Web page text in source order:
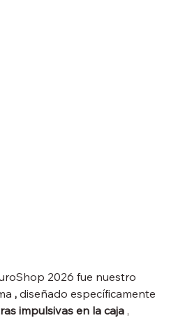
2026 fue nuestro
, diseñado específicamente
impulsivas en la caja ,